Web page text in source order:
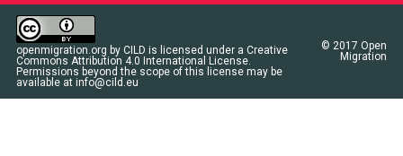
openmigration.org by CILD is licensed under a Creative
Commons Attribution 4.0 International License.
Permissions beyond the scope of this license may be
available at info@cild.eu
© 2017 Open
Migration